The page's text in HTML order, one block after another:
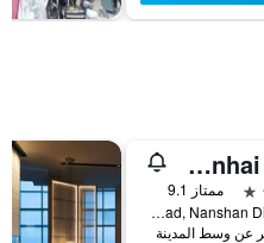
هيلتون Shenzhen Shekou Nanhai
ممتاز 9.1
1177 Wanghai Road, Nanshan District, شينزهين, الصين